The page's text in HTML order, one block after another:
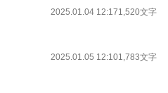
2025.01.04 12:171,520文字
2025.01.05 12:101,783文字